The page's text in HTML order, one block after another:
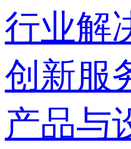
行业解
创新服
产品与